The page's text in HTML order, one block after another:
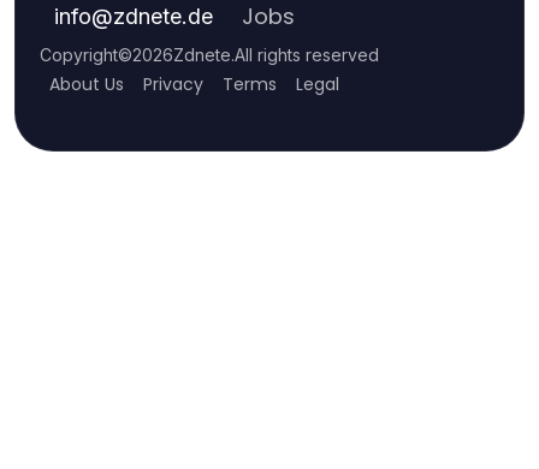
info@zdnete.de Jobs
Copyright©2026Zdnete.All rights reserved
About Us Privacy Terms Legal